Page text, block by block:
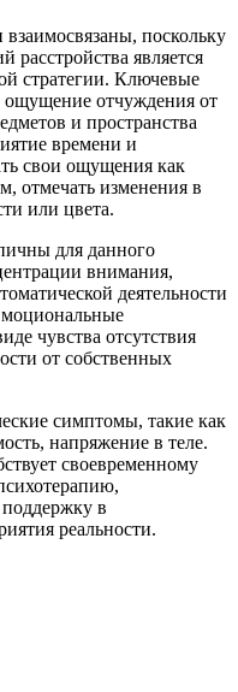
поскольку
расстройства является
стратегии. Ключевые
отчуждения от
и пространства
времени и
свои ощущения как
отмечать изменения в
или цвета.
для данного
внимания,
деятельности
чувства отсутствия
от собственных
симптомы, такие как
напряжение в теле.
своевременному
в
реальности.